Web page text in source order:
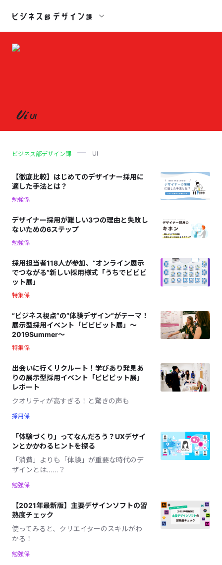
UiUI
ビジネス部デザイン課 UI
【徹底比較】はじめてのデザイナー採用に
適した手法とは？
勉強係
デザイナー採用が難しい3つの理由と失敗し
ないための6ステップ
勉強係
採用担当者118人が参加、“オンライン展示
でつながる”新しい採用様式「うちでビビビ
ット展」
特集係
“ビジネス視点”の“体験デザイン”がテーマ！
展示型採用イベント「ビビビット展」〜
2019Summer〜
特集係
出会いに行くリクルート！学びあり発見あ
りの展示型採用イベント「ビビビット展」
レポート
クオリティが高すぎる！と驚きの声も
採用係
「体験づくり」ってなんだろう？UXデザイ
ンとかかわるヒントを探る
「消費」よりも「体験」が重要な時代のデ
ザインとは……？
勉強係
【2021年最新版】主要デザインソフトの習
熟度チェック
使ってみると、クリエイターのスキルがわ
かる！
勉強係